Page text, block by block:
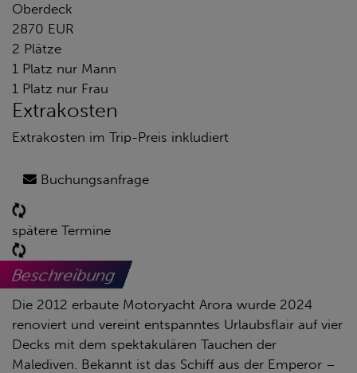
Oberdeck
2870 EUR
2 Plätze
1 Platz nur Mann
1 Platz nur Frau
Extrakosten
Extrakosten im Trip-Preis inkludiert
Buchungsanfrage
spätere Termine
Beschreibung
Die 2012 erbaute Motoryacht Arora wurde 2024
renoviert und vereint entspanntes Urlaubsflair auf vier
Decks mit dem spektakulären Tauchen der
Malediven. Bekannt ist das Schiff aus der Emperor –